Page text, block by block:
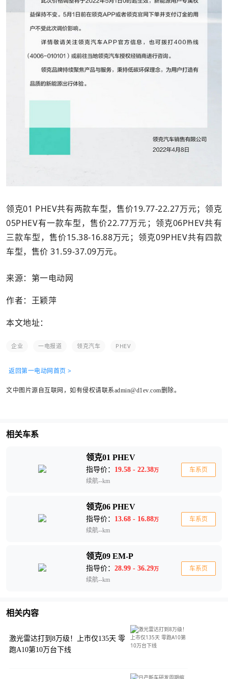
领克01 PHEV共有两款车型，售价19.77-22.27万元；领克
05PHEV有一款车型，售价22.77万元；领克06PHEV共有
三款车型，售价15.38-16.88万元；领克09PHEV共有四款
车型，售价 31.59-37.09万元。
来源：第一电动网
作者：王颖萍
本文地址：
企业 一电报道 领克汽车 PHEV
返回第一电动网首页 >
文中图片源自互联网，如有侵权请联系admin@d1ev.com删除。
相关车系
领克01 PHEV
指导价： 19.58 - 22.38万
续航--km
车系页
领克06 PHEV
指导价： 13.68 - 16.88万
续航--km
车系页
领克09 EM-P
指导价： 28.99 - 36.29万
续航--km
车系页
相关内容
激光雷达打到8万级！上市仅135天 零
跑A10第10万台下线